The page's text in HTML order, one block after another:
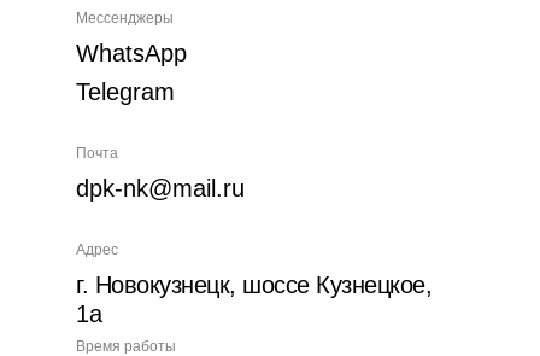
Мессенджеры
WhatsApp
Telegram
Почта
dpk-nk@mail.ru
Время работы
Адрес
г. Новокузнецк, шоссе Кузнецкое,
1а